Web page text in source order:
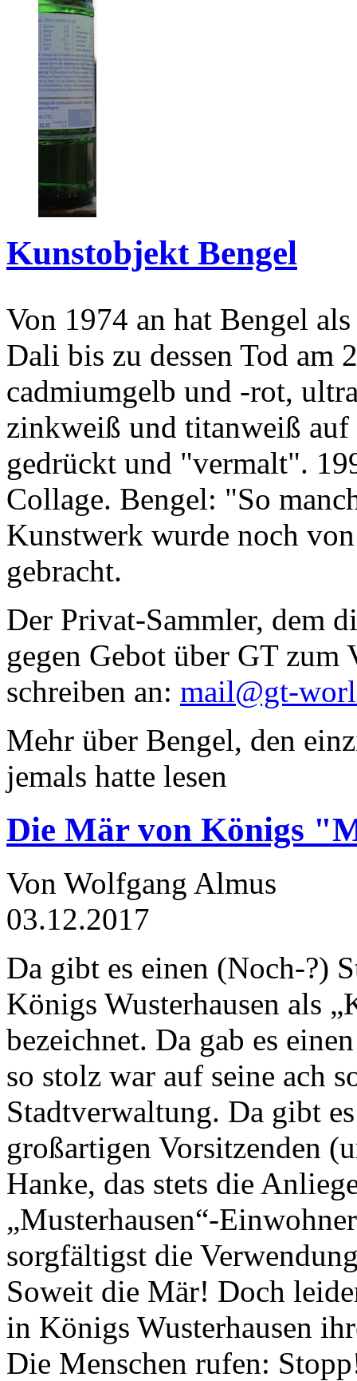
Kunstobjekt Bengel
Von 1974 an hat Bengel
Dali bis zu dessen Tod am
cadmiumgelb und -rot,
zinkweiß und titanweiß
gedrückt und "vermalt".
Collage. Bengel: "So
Kunstwerk wurde noch
gebracht.
Der Privat-Sammler, dem
gegen Gebot über GT zum
schreiben an: mail@gt-
Mehr über Bengel, den
jemals hatte lesen
Die Mär von Königs
Von Wolfgang Almus
03.12.2017
Da gibt es einen (Noch-?)
Königs Wusterhausen als
bezeichnet. Da gab es
so stolz war auf seine ach
Stadtverwaltung. Da gibt
großartigen Vorsitzenden
Hanke, das stets die
„Musterhausen“-
sorgfältigst die
Soweit die Mär! Doch
in Königs Wusterhausen
Die Menschen rufen: